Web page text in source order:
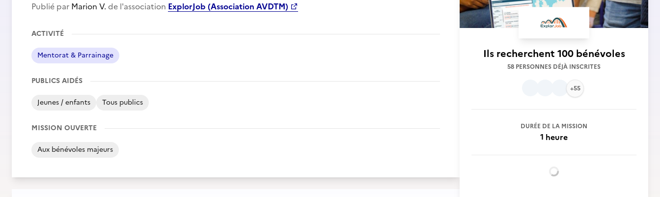
Publié par Marion V. de l'association ExplorJob (Association AVDTM)
ACTIVITÉ
Mentorat & Parrainage
PUBLICS AIDÉS
Jeunes / enfants Tous publics
MISSION OUVERTE
Aux bénévoles majeurs
Ils recherchent 100 bénévoles
58 PERSONNES DÉJÀ INSCRITES
+55
DURÉE DE LA MISSION
1 heure
Chargement...